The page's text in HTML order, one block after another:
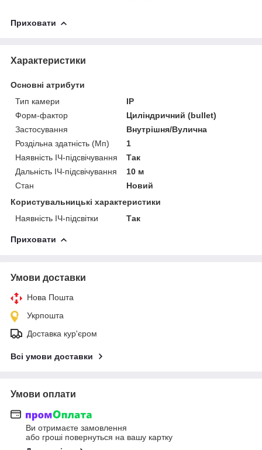
Приховати
Характеристики
Основні атрибути
Тип камери
IP
Форм-фактор
Циліндричний (bullet)
Застосування
Внутрішня/Вулична
Роздільна здатність (Мп)
1
Наявність ІЧ-підсвічування
Так
Дальність ІЧ-підсвічування
10 м
Стан
Новий
Користувальницькі характеристики
Наявність ІЧ-підсвітки
Так
Приховати
Умови доставки
Нова Пошта
Укрпошта
Доставка кур'єром
Всі умови доставки
Умови оплати
Ви отримаєте замовлення
або гроші повернуться на вашу картку